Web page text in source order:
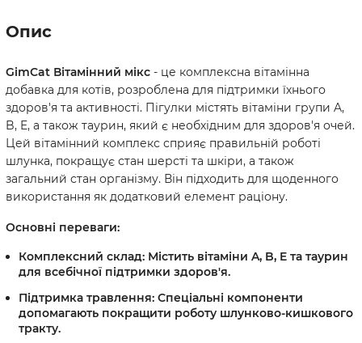
Опис
GimCat Вітамінний мікс - це комплексна вітамінна
добавка для котів, розроблена для підтримки їхнього
здоров'я та активності. Пігулки містять вітаміни групи A,
B, E, а також таурин, який є необхідним для здоров'я очей.
Цей вітамінний комплекс сприяє правильній роботі
шлунка, покращує стан шерсті та шкіри, а також
загальний стан організму. Він підходить для щоденного
використання як додатковий елемент раціону.
Основні переваги:
Комплексний склад: Містить вітаміни A, B, E та таурин
для всебічної підтримки здоров'я.
Підтримка травлення: Спеціальні компоненти
допомагають покращити роботу шлунково-кишкового
тракту.